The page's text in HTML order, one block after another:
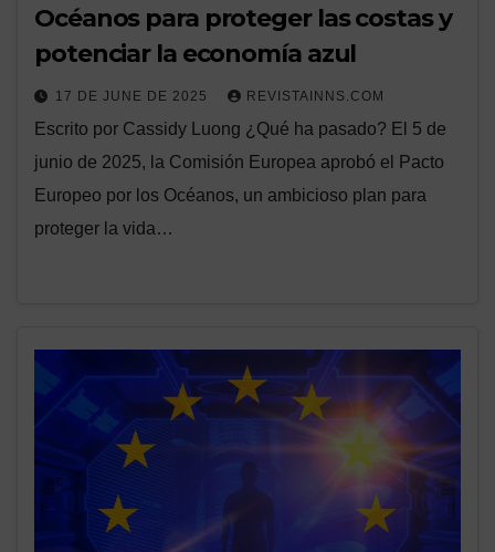
Océanos para proteger las costas y
potenciar la economía azul
17 DE JUNE DE 2025 REVISTAINNS.COM
Escrito por Cassidy Luong ¿Qué ha pasado? El 5 de
junio de 2025, la Comisión Europea aprobó el Pacto
Europeo por los Océanos, un ambicioso plan para
proteger la vida…